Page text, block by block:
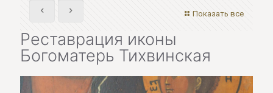
Показать все
Реставрация иконы
Богоматерь Тихвинская